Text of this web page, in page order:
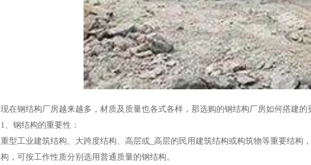
现在钢结构厂房越来越多，材质及质量也各式各样，那选购的钢结构厂房如何搭建
1、钢结构的重要性：
重型工业建筑结构、大跨度结构、高层或_高层的民用建筑结构或构筑物等重要结构
构，可按工作性质分别选用普通质量的钢结构。